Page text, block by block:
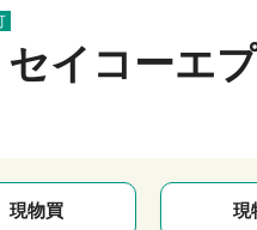
セイコーエ
現物買 現